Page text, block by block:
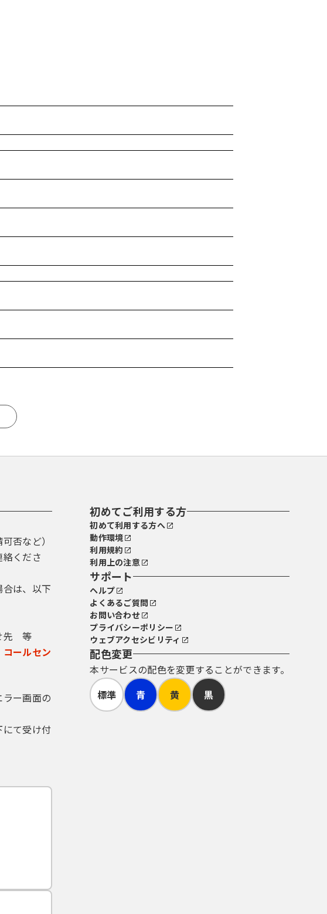
否など）
くださ
は、以下
先 等
ールセン
ー画面の
て受け付
初めてご利用する方
初めて利用する方へ
動作環境
利用規約
利用上の注意
サポート
ヘルプ
よくあるご質問
お問い合わせ
プライバシーポリシー
ウェブアクセシビリティ
配色変更
本サービスの配色を変更することができます。
標準
青 黄 黒